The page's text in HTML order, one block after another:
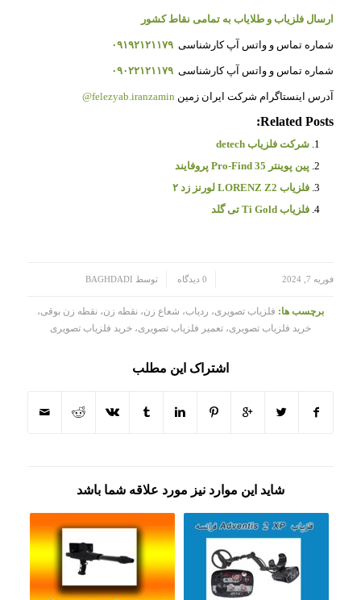
ارسال فلزیاب و طلایاب به تمامی نقاط کشور
شماره تماس و واتس آپ کارشناسی ۰۹۱۹۲۱۲۱۱۷۹
شماره تماس و واتس آپ کارشناسی ۰۹۰۲۲۱۲۱۱۷۹
آدرس اینستاگرام شرکت ایران زمین felezyab.iranzamin@
Related Posts:
شرکت فلزیاب detech
پین پوینتر Pro-Find 35 پروفایند
فلزیاب LORENZ Z2 لورنز زد ۲
فلزیاب Ti Gold تی گلد
فوریه 7, 2024 0 دیدگاه توسط BAGHDADI
برچسب ها: فلزیاب تصویری، ردیاب، شعاع زن، نقطه زن، نقطه زن بوقی،
خرید فلزیاب تصویری، تعمیر فلزیاب تصویری، خرید فلزیاب تصویری
اشتراک این مطلب
شاید این موارد نیز مورد علاقه شما باشد